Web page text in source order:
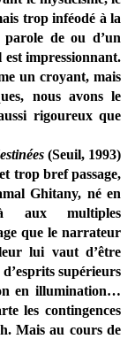
trop inféodé à la
de ou d’un
est impressionnant.
un croyant, mais
nous avons le
rigoureux que
(Seuil, 1993)
trop bref passage,
Ghitany, né en
aux multiples
que le narrateur
lui vaut d’être
supérieurs
en illumination…
les contingences
Mais au cours de